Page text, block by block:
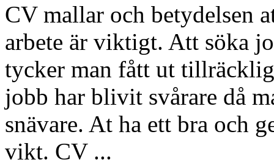
CV mallar och betydelsen
arbete är viktigt. Att söka
tycker man fått ut
jobb har blivit svårare då
snävare. At ha ett bra och
vikt. CV ...